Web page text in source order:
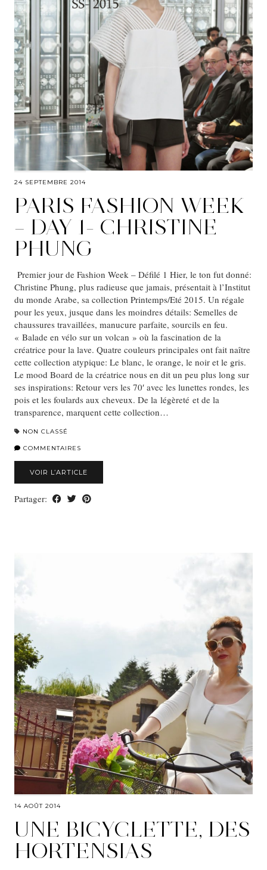
24 SEPTEMBRE 2014
PARIS FASHION WEEK
– DAY 1- CHRISTINE
PHUNG
Premier jour de Fashion Week – Défilé 1 Hier, le ton fut donné:
Christine Phung, plus radieuse que jamais, présentait à l’Institut
du monde Arabe, sa collection Printemps/Eté 2015. Un régale
pour les yeux, jusque dans les moindres détails: Semelles de
chaussures travaillées, manucure parfaite, sourcils en feu.
« Balade en vélo sur un volcan » où la fascination de la
créatrice pour la lave. Quatre couleurs principales ont fait naître
cette collection atypique: Le blanc, le orange, le noir et le gris.
Le mood Board de la créatrice nous en dit un peu plus long sur
ses inspirations: Retour vers les 70′ avec les lunettes rondes, les
pois et les foulards aux cheveux. De la légèreté et de la
transparence, marquent cette collection…
NON CLASSÉ
COMMENTAIRES
VOIR L’ARTICLE
Partager:
14 AOÛT 2014
UNE BICYCLETTE, DES
HORTENSIAS